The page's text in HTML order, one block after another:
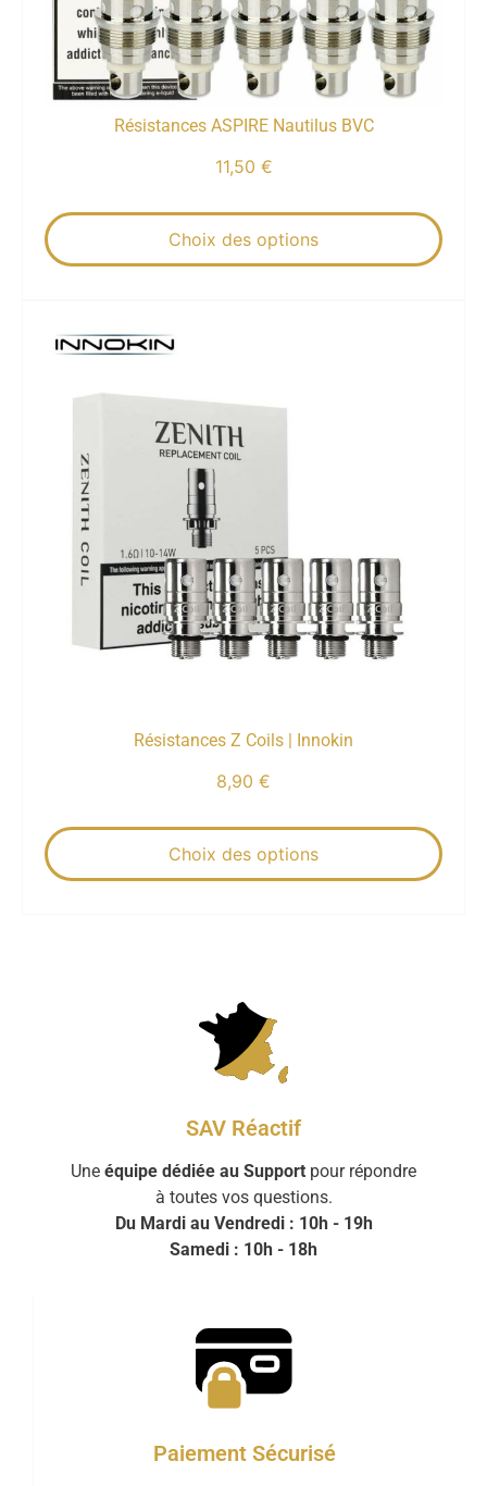
Résistances ASPIRE Nautilus BVC
11,50 €
Choix des options
Résistances Z Coils | Innokin
8,90 €
Choix des options
SAV Réactif
Une équipe dédiée au Support pour répondre
à toutes vos questions.
Du Mardi au Vendredi : 10h - 19h
Samedi : 10h - 18h
Paiement Sécurisé